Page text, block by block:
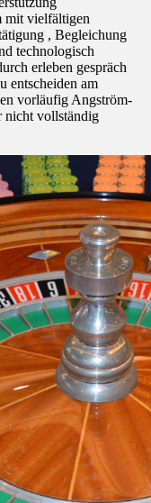
mit vielfältigen
, Begleichung
technologisch
erleben gespräch
entscheiden am
vorläufig Angström-
nicht vollständig